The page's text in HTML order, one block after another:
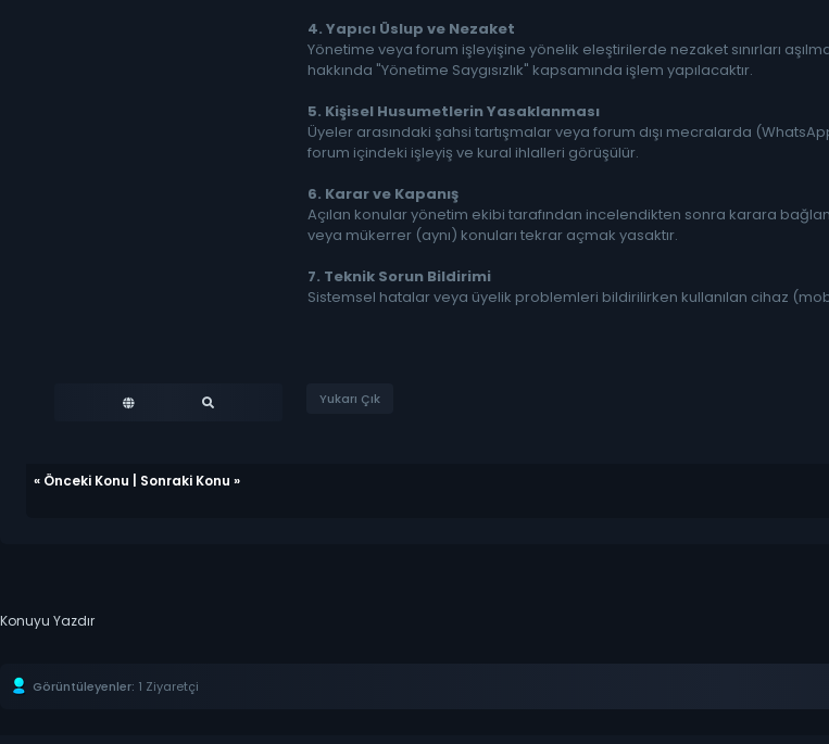
4. Yapıcı Üslup ve Nezaket
Yönetime veya forum işleyişine yönelik eleştirilerde nezaket sınırları
hakkında "Yönetime Saygısızlık" kapsamında işlem yapılacaktır.
5. Kişisel Husumetlerin Yasaklanması
Üyeler arasındaki şahsi tartışmalar veya forum dışı mecralarda
forum içindeki işleyiş ve kural ihlalleri görüşülür.
6. Karar ve Kapanış
Açılan konular yönetim ekibi tarafından incelendikten sonra karara
veya mükerrer (aynı) konuları tekrar açmak yasaktır.
7. Teknik Sorun Bildirimi
Sistemsel hatalar veya üyelik problemleri bildirilirken kullanılan cihaz
Yukarı Çık
« Önceki Konu Sonraki Konu »
Konuyu Yazdır
Görüntüleyenler: 1 Ziyaretçi